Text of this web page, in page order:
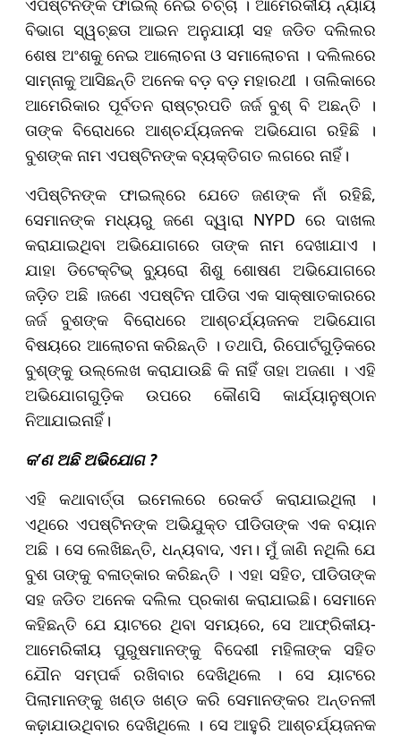
ବିଭାଗ ସ୍ୱଚ୍ଛତା ଆଇନ ଅନୁଯାୟୀ ସହ ଜଡିତ ଦଲିଲର
ଶେଷ ଅଂଶକୁ ନେଇ ଆଲୋଚନା ଓ ସମାଲୋଚନା । ଦଲିଲରେ
ସାମ୍ନାକୁ ଆସିଛନ୍ତି ଅନେକ ବଡ଼ ବଡ଼ ମହାରଥୀ । ତାଲିକାରେ
ଆମେରିକାର ପୂର୍ବତନ ରାଷ୍ଟ୍ରପତି ଜର୍ଜ ବୁଶ୍‌ ବି ଅଛନ୍ତି ।
ତାଙ୍କ ବିରୋଧରେ ଆଶ୍ଚର୍ଯ୍ୟଜନକ ଅଭିଯୋଗ ରହିଛି ।
ବୁଶଙ୍କ ନାମ ଏପଷ୍ଟିନଙ୍କ ବ୍ୟକ୍ତିଗତ ଲଗରେ ନାହିଁ।
ଏପିଷ୍ଟିନଙ୍କ ଫାଇଲ୍‌ରେ ଯେତେ ଜଣଙ୍କ ନାଁ ରହିଛି,
ସେମାନଙ୍କ ମଧ୍ୟରୁ ଜଣେ ଦ୍ୱାରା NYPD ରେ ଦାଖଲ
କରାଯାଇଥିବା ଅଭିଯୋଗରେ ତାଙ୍କ ନାମ ଦେଖାଯାଏ ।
ଯାହା ଡିଟେକ୍ଟିଭ୍ ବ୍ୟୁରୋ ଶିଶୁ ଶୋଷଣ ଅଭିଯୋଗରେ
ଜଡ଼ିତ ଅଛି ।ଜଣେ ଏପଷ୍ଟିନ ପୀଡିତା ଏକ ସାକ୍ଷାତକାରରେ
ଜର୍ଜ ବୁଶଙ୍କ ବିରୋଧରେ ଆଶ୍ଚର୍ଯ୍ୟଜନକ ଅଭିଯୋଗ
ବିଷୟରେ ଆଲୋଚନା କରିଛନ୍ତି । ତଥାପି, ରିପୋର୍ଟଗୁଡ଼ିକରେ
ବୁଶ୍‌ଙ୍କୁ ଉଲ୍ଲେଖ କରାଯାଉଛି କି ନାହିଁ ତାହା ଅଜଣା । ଏହି
ଅଭିଯୋଗଗୁଡ଼ିକ ଉପରେ କୌଣସି କାର୍ଯ୍ୟାନୁଷ୍ଠାନ
ନିଆଯାଇନାହିଁ।
କ’ଣ ଅଛି ଅଭିଯୋଗ ?
ଏହି କଥାବାର୍ତ୍ତା ଇମେଲରେ ରେକର୍ଡ କରାଯାଇଥିଲା ।
ଏଥିରେ ଏପଷ୍ଟିନଙ୍କ ଅଭିଯୁକ୍ତ ପୀଡିତାଙ୍କ ଏକ ବୟାନ
ଅଛି । ସେ ଲେଖିଛନ୍ତି, ଧନ୍ୟବାଦ, ଏମ। ମୁଁ ଜାଣି ନଥିଲି ଯେ
ବୁଶ ତାଙ୍କୁ ବଳାତ୍କାର କରିଛନ୍ତି । ଏହା ସହିତ, ପୀଡିତାଙ୍କ
ସହ ଜଡିତ ଅନେକ ଦଲିଲ ପ୍ରକାଶ କରାଯାଇଛି। ସେମାନେ
କହିଛନ୍ତି ଯେ ୟାଟରେ ଥିବା ସମୟରେ, ସେ ଆଫ୍ରିକୀୟ-
ଆମେରିକୀୟ ପୁରୁଷମାନଙ୍କୁ ବିଦେଶୀ ମହିଳାଙ୍କ ସହିତ
ଯୌନ ସମ୍ପର୍କ ରଖିବାର ଦେଖିଥିଲେ । ସେ ୟାଟରେ
ପିଲାମାନଙ୍କୁ ଖଣ୍ଡ ଖଣ୍ଡ କରି ସେମାନଙ୍କର ଅନ୍ତନଳୀ
କଢ଼ାଯାଉଥିବାର ଦେଖିଥିଲେ । ସେ ଆହୁରି ଆଶ୍ଚର୍ଯ୍ୟଜନକ